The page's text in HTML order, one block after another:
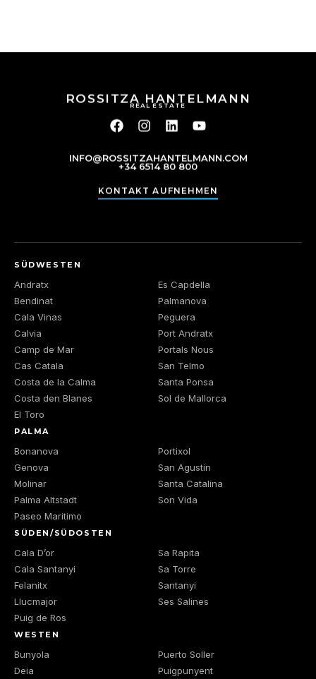
ROSSITZA HANTELMANN
REAL ESTATE
INFO@ROSSITZAHANTELMANN.COM
+34 6514 80 800
KONTAKT AUFNEHMEN
SÜDWESTEN
Andratx
Bendinat
Cala Vinas
Calvia
Camp de Mar
Cas Catala
Costa de la Calma
Costa den Blanes
El Toro
Es Capdella
Palmanova
Peguera
Port Andratx
Portals Nous
San Telmo
Santa Ponsa
Sol de Mallorca
PALMA
Bonanova
Genova
Molinar
Palma Altstadt
Paseo Maritimo
Portixol
San Agustin
Santa Catalina
Son Vida
SÜDEN/SÜDOSTEN
Cala D’or
Cala Santanyi
Felanitx
Llucmajor
Puig de Ros
Sa Rapita
Sa Torre
Santanyi
Ses Salines
WESTEN
Bunyola
Deia
Puerto Soller
Puigpunyent